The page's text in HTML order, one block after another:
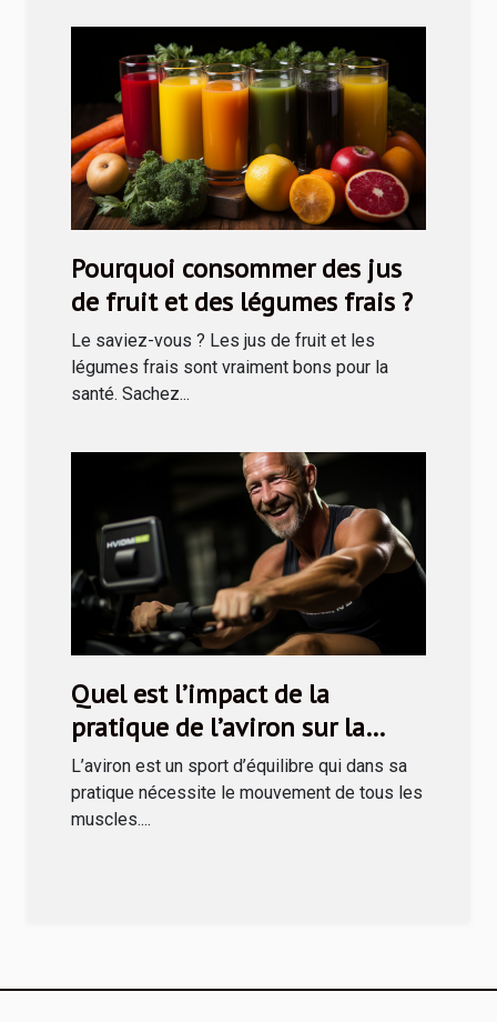
Pourquoi consommer des jus
de fruit et des légumes frais ?
Le saviez-vous ? Les jus de fruit et les
légumes frais sont vraiment bons pour la
santé. Sachez...
Quel est l’impact de la
pratique de l’aviron sur la
santé ?
L’aviron est un sport d’équilibre qui dans sa
pratique nécessite le mouvement de tous les
muscles....